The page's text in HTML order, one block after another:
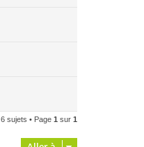
6 sujets • Page 1 sur 1